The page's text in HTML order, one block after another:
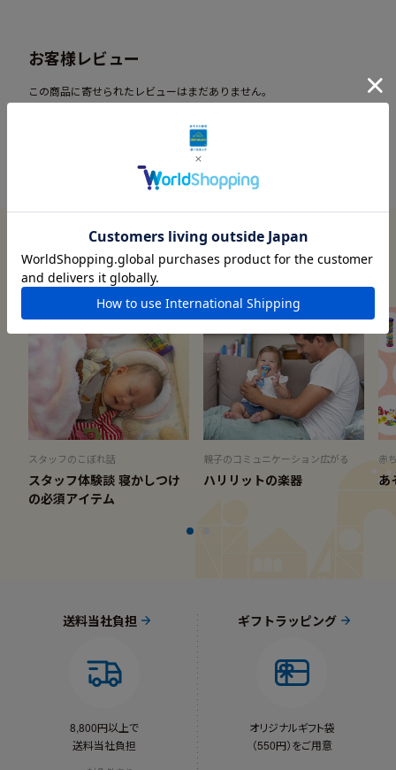
お客様レビュー
この商品に寄せられたレビューはまだありません。
この商品に関連する記事
スタッフのこぼれ話
スタッフ体験談 寝かしつけ
の必須アイテム
親子のコミュニケーション広がる
ハリリットの楽器
赤
あ
送料当社負担
8,800円以上で
送料当社負担
ギフトラッピング
オリジナルギフト袋
（550円）をご用意